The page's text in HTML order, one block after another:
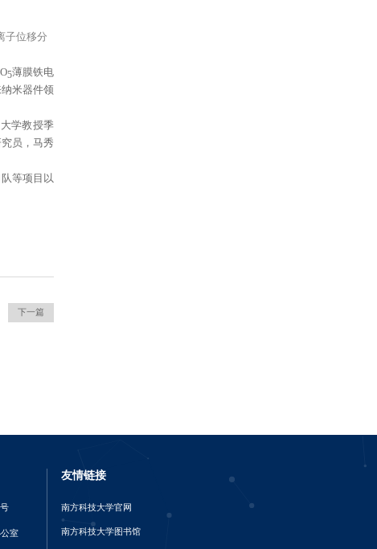
子位移分
5薄膜铁电
米器件领
学教授季
员，马秀
等项目以
下一篇
室
友情链接
南方科技大学官网
南方科技大学图书馆